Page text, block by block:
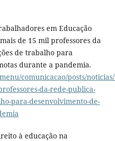
em Educação
de 15 mil professores da
de trabalho para
durante a pandemia.
comunicacao/posts/noticias/
da-rede-publica-
para-desenvolvimento-de-
à educação na